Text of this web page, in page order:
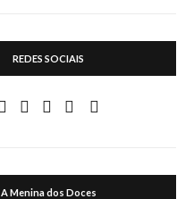
REDES SOCIAIS
A Menina dos Doces